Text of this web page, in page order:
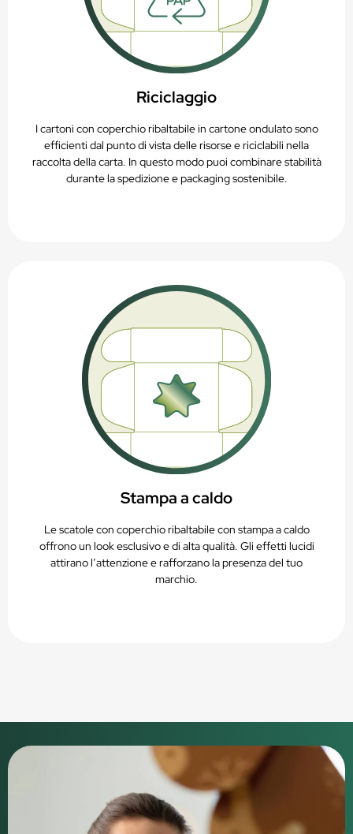
Riciclaggio
I cartoni con coperchio ribaltabile in cartone ondulato sono
efficienti dal punto di vista delle risorse e riciclabili nella
raccolta della carta. In questo modo puoi combinare stabilità
durante la spedizione e packaging sostenibile.
Stampa a caldo
Le scatole con coperchio ribaltabile con stampa a caldo
offrono un look esclusivo e di alta qualità. Gli effetti lucidi
attirano l’attenzione e rafforzano la presenza del tuo
marchio.